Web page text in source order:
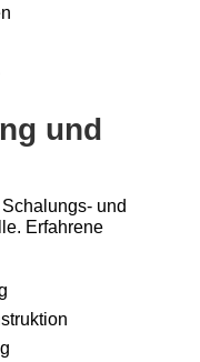
und
und
Erfahrene